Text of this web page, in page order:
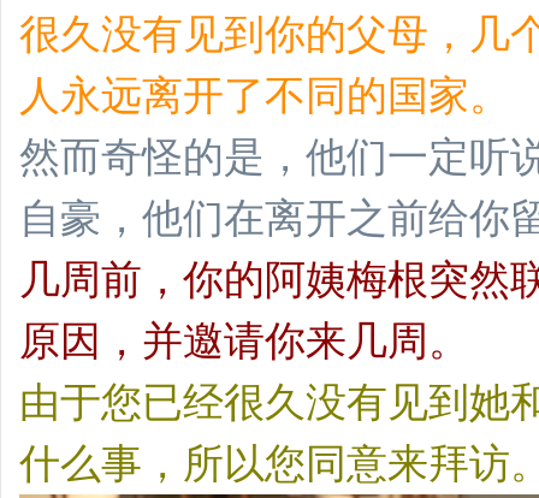
很久没有见到你的父母，几
人永远离开了不同的国家。
然而奇怪的是，他们一定听
自豪，他们在离开之前给你
几周前，你的阿姨梅根突然
原因，并邀请你来几周。
由于您已经很久没有见到她
什么事，所以您同意来拜访